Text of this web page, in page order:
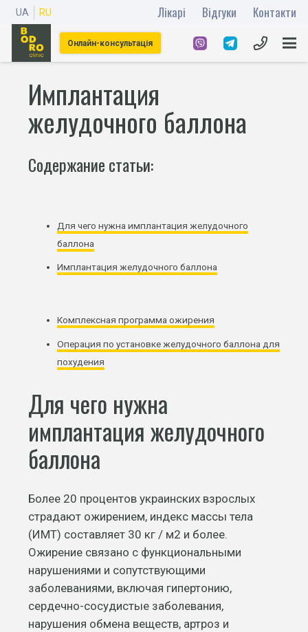
UA RU Лікарі Відгуки Контакти
Онлайн-консультація
Имплантация
желудочного баллона
Содержание статьи:
Для чего нужна имплантация желудочного
баллона
Имплантация желудочного баллона
Комплексная программа ожирения
Операция по установке желудочного баллона для
похудения
Для чего нужна
имплантация желудочного
баллона
Более 20 процентов украинских взрослых
страдают ожирением, индекс массы тела
(ИМТ) составляет 30 кг / м2 и более.
Ожирение связано с функциональными
нарушениями и сопутствующими
заболеваниями, включая гипертонию,
сердечно-сосудистые заболевания,
нарушения обмена веществ, артроз и